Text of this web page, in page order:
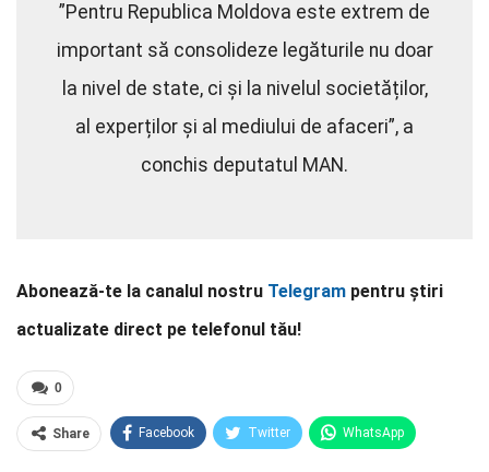
”Pentru Republica Moldova este extrem de
important să consolideze legăturile nu doar
la nivel de state, ci și la nivelul societăților,
al experților și al mediului de afaceri”, a
conchis deputatul MAN.
Abonează-te la canalul nostru Telegram pentru știri
actualizate direct pe telefonul tău!
0
Share Facebook Twitter WhatsApp